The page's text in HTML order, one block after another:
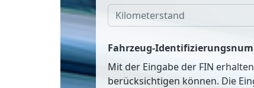
Fahrzeug-
Mit der Eingabe der FIN
berücksichtigen können. Die